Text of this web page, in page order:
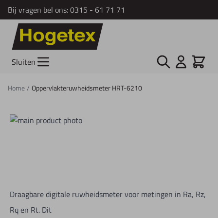
Bij vragen bel ons:0315 - 61 71 71
Ga naar de inhoud
Sluiten Zoek Cart
Home/ Oppervlakteruwheidsmeter HRT-6210
Draagbare digitale ruwheidsmeter voor metingen in Ra, Rz,
Rq en Rt. Dit